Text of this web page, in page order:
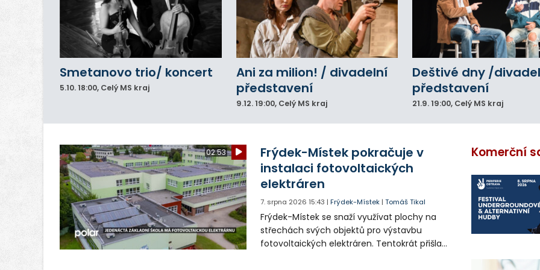
Smetanovo trio/ koncert
5.10.18:00, Celý MS kraj
Ani za milion! / divadelní
představení
9.12. 19:00, Celý MS kraj
Deštivé dny /
představení
21.9.19:00, Celý MS kraj
02:53
Frýdek-Místek pokračuje v
instalaci fotovoltaických
elektráren
7. srpna 2026 15:43 |Frýdek-Místek |Tomáš Tikal
Frýdek-Místek se snaží využívat plochy na
střechách svých objektů pro výstavbu
fotovoltaických elektráren. Tentokrát přišla
Komerční